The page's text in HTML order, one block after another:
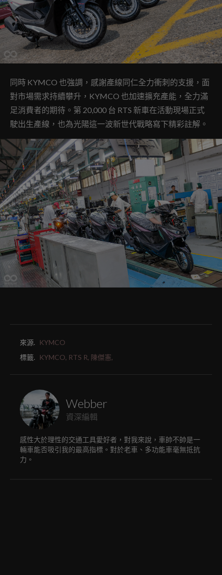
同時 KYMCO 也強調，感謝產線同仁全力衝刺的支援，面
對市場需求持續攀升，KYMCO 也加速擴充產能，全力滿
足消費者的期待。第 20,000 台 RTS 新車在活動現場正式
駛出生產線，也為光陽這一波新世代戰略寫下精彩註解。
來源.
KYMCO
標籤.
KYMCO, RTS R, 陳傑憲,
Webber
資深編輯
感性大於理性的交通工具愛好者，對我來說，車帥不帥是一
輛車能否吸引我的最高指標。對於老車、多功能車毫無抵抗
力。